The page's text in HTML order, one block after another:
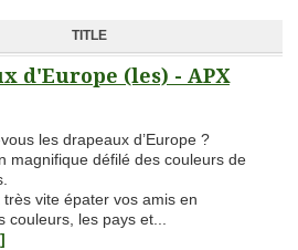
TITLE
d'Europe (les) - APX
les drapeaux d’Europe ?
magnifique défilé des couleurs de
très vite épater vos amis en
couleurs, les pays et...